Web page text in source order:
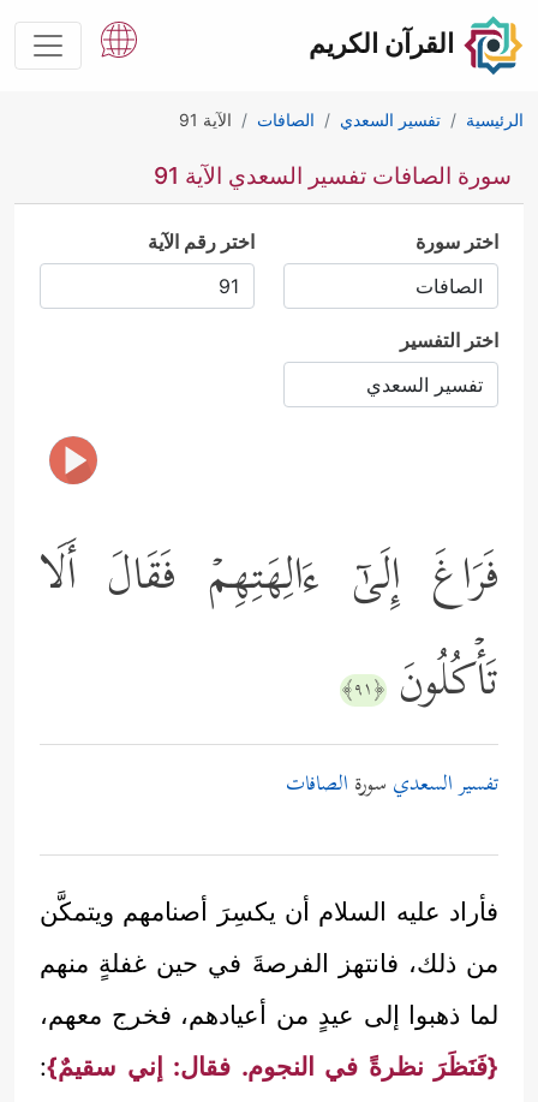
القرآن الكريم
الرئيسية تفسير السعدي الصافات الآية 91
سورة الصافات تفسير السعدي الآية 91
اختر سورة اختر رقم الآية
اختر التفسير
فَرَاغَ إِلَىٰۤ ءَالِهَتِهِمۡ فَقَالَ أَلَا
تَأۡكُلُونَ ﴿٩١﴾
تفسير السعدي سورة الصافات
فأراد عليه السلام أن يكسِرَ أصنامهم ويتمكَّن
من ذلك، فانتهز الفرصةَ في حين غفلةٍ منهم
لما ذهبوا إلى عيدٍ من أعيادهم، فخرج معهم،
{فَنَظَرَ نظرةً في النجوم. فقال: إني سقيمٌ}: